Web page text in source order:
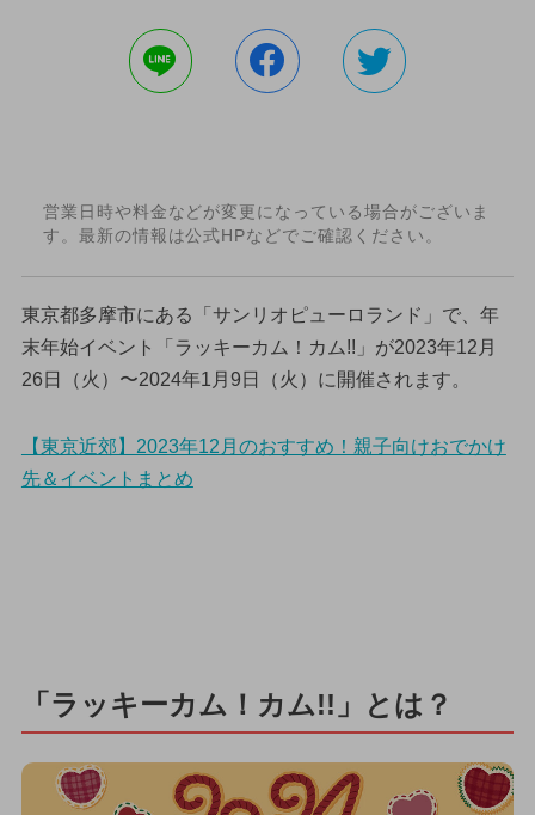
営業日時や料金などが変更になっている場合がございま
す。最新の情報は公式HPなどでご確認ください。
東京都多摩市にある「サンリオピューロランド」で、年
末年始イベント「ラッキーカム！カム!!」が2023年12月
26日（火）〜2024年1月9日（火）に開催されます。
【東京近郊】2023年12月のおすすめ！親子向けおでかけ
先＆イベントまとめ
「ラッキーカム！カム!!」とは？